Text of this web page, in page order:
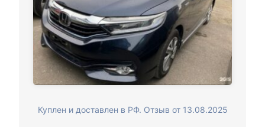
Куплен и доставлен в РФ. Отзыв от 13.08.2025